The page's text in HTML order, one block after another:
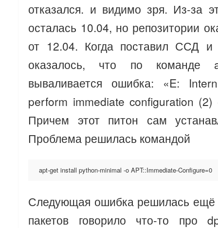
отказался. и видимо зря. Из-за
осталась 10.04, но репозитории
от 12.04. Когда поставил ССД и
оказалось, что по команде
вываливается ошибка: «E:
perform immediate configuration
Причем этот питон сам
Проблема решилась командой
apt-get install python-minimal -o APT::Immediate-Configure=0
Следующая ошибка решилась
пакетов говорило что-то про